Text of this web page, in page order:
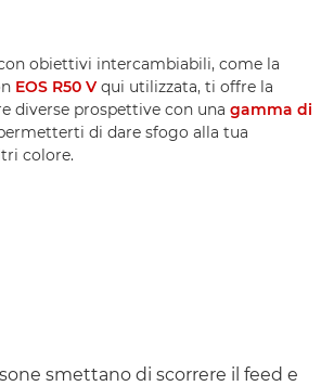
obiettivi intercambiabili, come la
EOS R50 V qui utilizzata, ti offre la
diverse prospettive con una gamma di
di dare sfogo alla tua
colore.
smettano di scorrere il feed e